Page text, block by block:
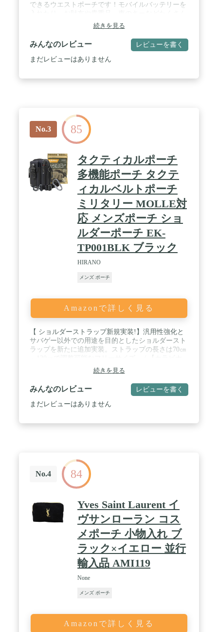
できるウエストポーチです！モバイルバッテリーを
入ります！ / メイン収納部分はジップ付きで安心。
高品質なファスナーを使用し、動作も快適です。お
使いのベルトを通して腰の部分に装着し、丈夫な構
造で簡単に外れることはありません。 / カラビナは
付属しておりますので、カラビナをつけることでバ
防止や忘れ物対策になります。
続きを見る
みんなのレビュー レビューを書く
まだレビューはありません
No.3 85
タクティカルポーチ
多機能ポーチ タクテ
ィカルベルトポーチ
ミリタリー MOLLE対
応 メンズポーチ ショ
ルダーポーチ EK-
TP001BLK ブラック
HIRANO
メンズ ポーチ
Amazonで詳しく見る
【 ショルダーストラップ新規実装!】汎用性強化と
サバゲー以外での用途を目的としたショルダースト
ラップを新たに追加実装。ストラップの長さは70㎝
付属パーツで汎用性大幅UP!】​MOLLE未対応のタク
ティカルギアや一般的なバックパック等でもアルミ
製カラビナにより装着が可能に。ベルトループは幅
2.5cm~8.8cmまで幅広く対応可能。 / 【MOLLEシス
テム対応】 モールシステム対応で、タクティカルベ
合わせて選択が可能。 / 【大容量収納機能】サイ
ズ：18cm＊12cm＊7cm。4ポケットでコンパクトな
のに大容量収納が可能。必要なアイテムがしっかり
入るジャストサイズ設計。(※サイズは個体差によ
続きを見る
みんなのレビュー レビューを書く
まだレビューはありません
No.4 84
Yves Saint Laurent イ
ヴサンローラン コス
メポーチ 小物入れ ブ
ラック×イエロー 並行
輸入品 AMI119
None
メンズ ポーチ
Amazonで詳しく見る